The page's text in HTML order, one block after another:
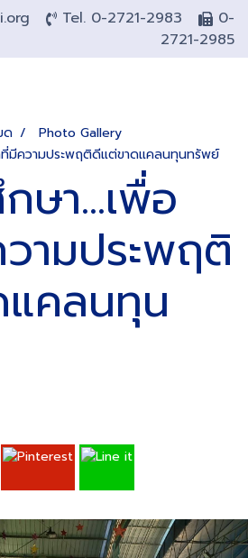
Tel. 0-2721-2983
0-
2721-2985
ด
Photo Gallery
ที่มีความประพฤติดีแต่ขาดแคลนทุนทรัพย์
ษา...เพื่อ
ามประพฤติ
คลนทุน